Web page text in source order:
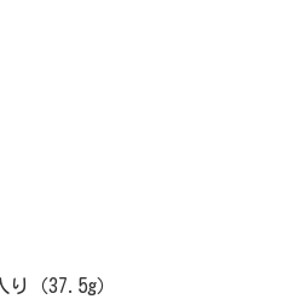
り（37.5g）